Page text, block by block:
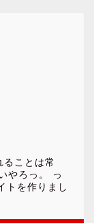
ことは常
やろっ。 っ
トを作りまし